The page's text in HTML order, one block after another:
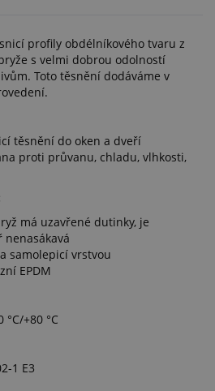
profily obdélníkového tvaru z
s velmi dobrou odolností
Toto těsnění dodáváme v
těsnění do oken a dveří
proti průvanu, chladu, vlhkosti,
má uzavřené dutinky, je
samolepicí vrstvou
EPDM
+80 °C
1 E3